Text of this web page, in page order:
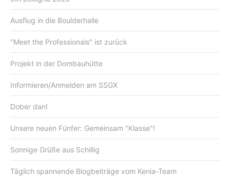
Ausflug in die Boulderhalle
"Meet the Professionals" ist zurück
Projekt in der Dombauhütte
Informieren/Anmelden am SSGX
Dober dan!
Unsere neuen Fünfer: Gemeinsam "Klasse"!
Sonnige Grüße aus Schillig
Täglich spannende Blogbeiträge vom Kenia-Team